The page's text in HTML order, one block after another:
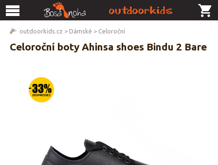
outdoorkids.cz > Dámské > Celoroční
Celoroční boty Ahinsa shoes Bindu 2 Bare